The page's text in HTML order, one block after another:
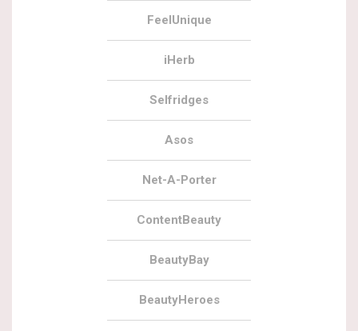
FeelUnique
iHerb
Selfridges
Asos
Net-A-Porter
ContentBeauty
BeautyBay
BeautyHeroes